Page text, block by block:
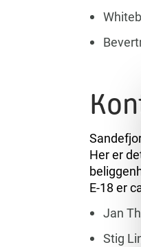
Her er
E-18 er
Jan
Stig